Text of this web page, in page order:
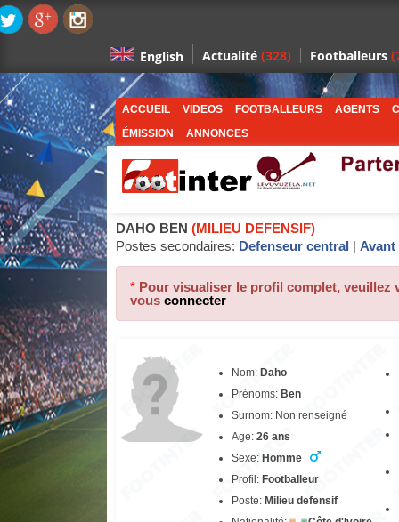
English Actualité (328) Footballeurs
ACCUEIL VIDEOS FOOTBALLEURS AGENTS
ÉMISSION
ANNONCES
DAHO BEN (MILIEU DEFENSIF)
Postes secondaires: Defenseur central | Avant
* Pour visualiser le profil complet, veuillez
vous connecter
Nom: Daho
Prénoms: Ben
Surnom: Non renseigné
Age: 26 ans
Sexe: Homme
Profil: Footballeur
Poste: Milieu defensif